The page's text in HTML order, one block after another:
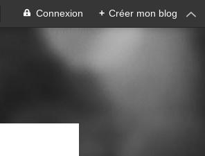
Connexion + Créer mon blog